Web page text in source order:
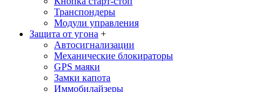
Транспондеры
Модули управления
Защита от угона +
Автосигнализации
Механические блoкираторы
GPS маяки
Замки капота
Иммобилайзеры